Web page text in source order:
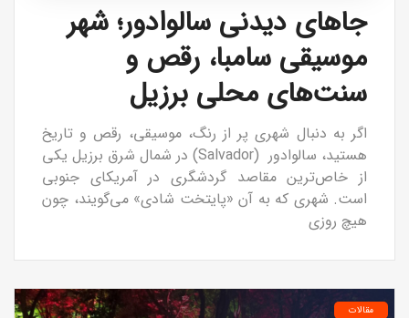
جاهای دیدنی سالوادور؛ شهر
موسیقی سامبا، رقص و
سنت‌های محلی برزیل
اگر به دنبال شهری پر از رنگ، موسیقی، رقص و تاریخ
هستید، سالوادور (Salvador) در شمال شرق برزیل یکی
از خاص‌ترین مقاصد گردشگری در آمریکای جنوبی
است. شهری که به آن «پایتخت شادی» می‌گویند، چون
هیچ روزی
مقالات